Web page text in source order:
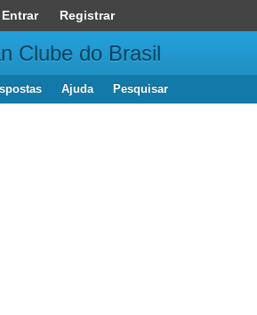
Entrar Registrar
Clube do Brasil
Ajuda Pesquisar